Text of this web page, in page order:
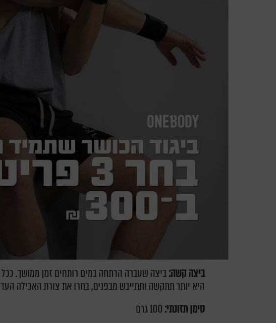
ביצה קשה:ביצה שעברה הרתחה במים רותחים זמן ממושך.
היא יותר תתקשה ותתייבש מבפנים, בחרו את צורת האכילה
סימן תזונתי:100 גרם